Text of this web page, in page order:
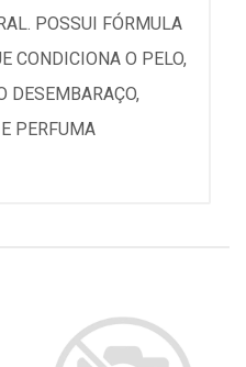
POSSUI FÓRMULA
CONDICIONA O PELO,
DESEMBARAÇO,
PERFUMA